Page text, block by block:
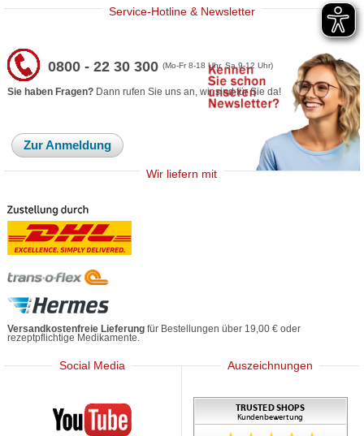
Service-Hotline & Newsletter
0800 - 22 30 300(Mo-Fr 8-18 Uhr, Sa 9-12 Uhr)
Sie haben Fragen? Dann rufen Sie uns an, wir sind für Sie da!
Zur Anmeldung
Wir liefern mit
Versandkostenfreie Lieferung für Bestellungen über 19,00 € oder
rezeptpflichtige Medikamente.
Social Media
Mediherz
Auszeichnungen